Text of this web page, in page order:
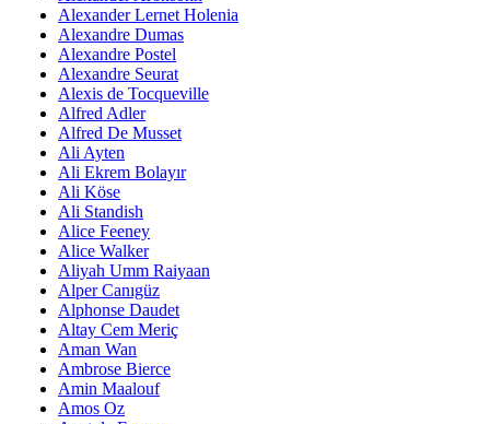
Alexander Lernet Holenia
Alexandre Dumas
Alexandre Postel
Alexandre Seurat
Alexis de Tocqueville
Alfred Adler
Alfred De Musset
Ali Ayten
Ali Ekrem Bolayır
Ali Köse
Ali Standish
Alice Feeney
Alice Walker
Aliyah Umm Raiyaan
Alper Canıgüz
Alphonse Daudet
Altay Cem Meriç
Aman Wan
Ambrose Bierce
Amin Maalouf
Amos Oz